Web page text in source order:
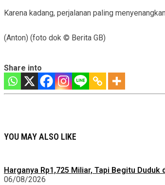
Karena kadang, perjalanan paling
(Anton) (foto dok © Berita GB)
Share into
YOU MAY ALSO LIKE
Harganya Rp1,725 Miliar, Tapi Begitu
06/08/2026